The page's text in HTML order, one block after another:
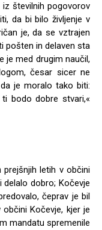
iz številnih pogovorov
da bi bilo življenje v
je, da se vztrajen
pošten in delaven sta
je med drugim naučil,
česar sicer ne
je moralo tako biti:
bodo dobre stvari,«
prejšnjih letih v občini
delalo dobro; Kočevje
čeprav je bil
Kočevje, kjer je
mandatu spremenile